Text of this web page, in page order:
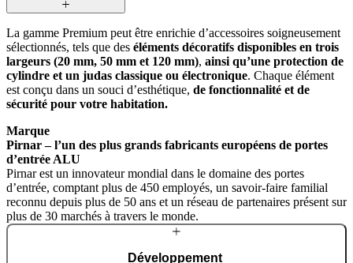
La gamme Premium peut être enrichie d’accessoires soigneusement
sélectionnés, tels que des éléments décoratifs disponibles en trois
largeurs (20 mm, 50 mm et 120 mm), ainsi qu’une protection de
cylindre et un judas classique ou électronique. Chaque élément
est conçu dans un souci d’esthétique, de fonctionnalité et de
sécurité pour votre habitation.
Marque
Pirnar – l’un des plus grands fabricants européens de portes
d’entrée ALU
Pirnar est un innovateur mondial dans le domaine des portes
d’entrée, comptant plus de 450 employés, un savoir-faire familial
reconnu depuis plus de 50 ans et un réseau de partenaires présent sur
plus de 30 marchés à travers le monde.
Développement